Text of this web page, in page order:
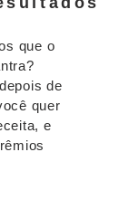
que o
de
quer
e